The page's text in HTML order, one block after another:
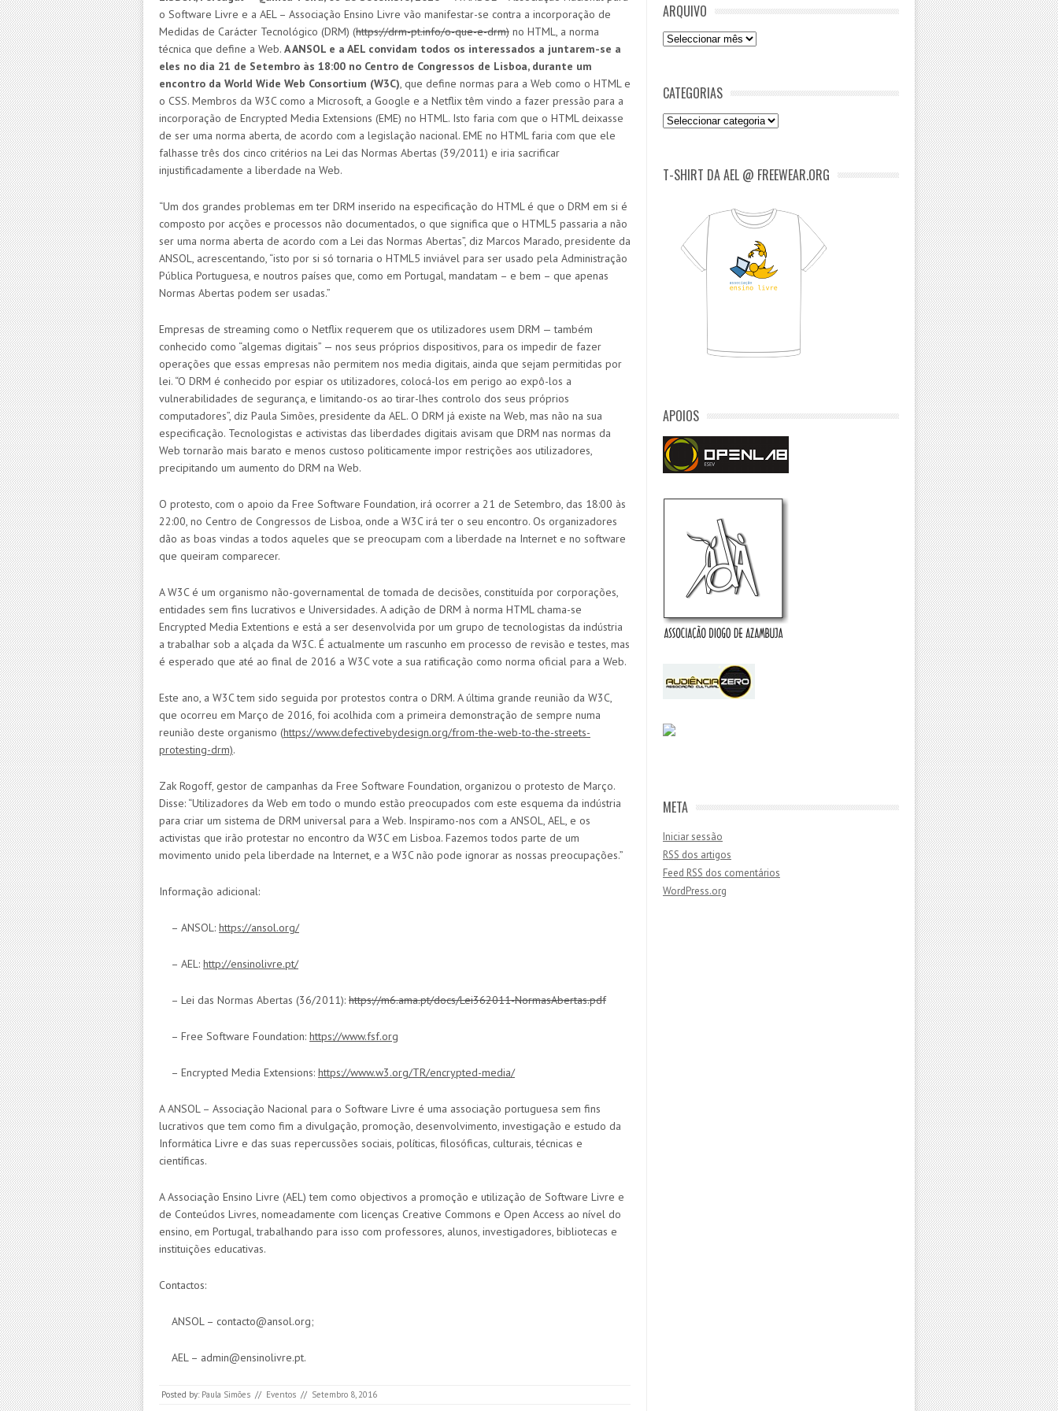
o Software Livre e a AEL – Associação Ensino Livre vão manifestar-se contra a incorporação de
Medidas de Carácter Tecnológico (DRM) (https://drm-pt.info/o-que-e-drm) no HTML, a norma
técnica que define a Web. A ANSOL e a AEL convidam todos os interessados a juntarem-se a
eles no dia 21 de Setembro às 18:00 no Centro de Congressos de Lisboa, durante um
encontro da World Wide Web Consortium (W3C), que define normas para a Web como o HTML e
o CSS. Membros da W3C como a Microsoft, a Google e a Netflix têm vindo a fazer pressão para a
incorporação de Encrypted Media Extensions (EME) no HTML. Isto faria com que o HTML deixasse
de ser uma norma aberta, de acordo com a legislação nacional. EME no HTML faria com que ele
falhasse três dos cinco critérios na Lei das Normas Abertas (39/2011) e iria sacrificar
injustificadamente a liberdade na Web.
“Um dos grandes problemas em ter DRM inserido na especificação do HTML é que o DRM em si é
composto por acções e processos não documentados, o que significa que o HTML5 passaria a não
ser uma norma aberta de acordo com a Lei das Normas Abertas”, diz Marcos Marado, presidente da
ANSOL, acrescentando, “isto por si só tornaria o HTML5 inviável para ser usado pela Administração
Pública Portuguesa, e noutros países que, como em Portugal, mandatam – e bem – que apenas
Normas Abertas podem ser usadas.”
Empresas de streaming como o Netflix requerem que os utilizadores usem DRM — também
conhecido como “algemas digitais” — nos seus próprios dispositivos, para os impedir de fazer
operações que essas empresas não permitem nos media digitais, ainda que sejam permitidas por
lei. “O DRM é conhecido por espiar os utilizadores, colocá-los em perigo ao expô-los a
vulnerabilidades de segurança, e limitando-os ao tirar-lhes controlo dos seus próprios
computadores”, diz Paula Simões, presidente da AEL. O DRM já existe na Web, mas não na sua
especificação. Tecnologistas e activistas das liberdades digitais avisam que DRM nas normas da
Web tornarão mais barato e menos custoso politicamente impor restrições aos utilizadores,
precipitando um aumento do DRM na Web.
O protesto, com o apoio da Free Software Foundation, irá ocorrer a 21 de Setembro, das 18:00 às
22:00, no Centro de Congressos de Lisboa, onde a W3C irá ter o seu encontro. Os organizadores
dão as boas vindas a todos aqueles que se preocupam com a liberdade na Internet e no software
que queiram comparecer.
A W3C é um organismo não-governamental de tomada de decisões, constituída por corporações,
entidades sem fins lucrativos e Universidades. A adição de DRM à norma HTML chama-se
Encrypted Media Extentions e está a ser desenvolvida por um grupo de tecnologistas da indústria
a trabalhar sob a alçada da W3C. É actualmente um rascunho em processo de revisão e testes, mas
é esperado que até ao final de 2016 a W3C vote a sua ratificação como norma oficial para a Web.
Este ano, a W3C tem sido seguida por protestos contra o DRM. A última grande reunião da W3C,
que ocorreu em Março de 2016, foi acolhida com a primeira demonstração de sempre numa
reunião deste organismo (https://www.defectivebydesign.org/from-the-web-to-the-streets-
protesting-drm).
Zak Rogoff, gestor de campanhas da Free Software Foundation, organizou o protesto de Março.
Disse: “Utilizadores da Web em todo o mundo estão preocupados com este esquema da indústria
para criar um sistema de DRM universal para a Web. Inspiramo-nos com a ANSOL, AEL, e os
activistas que irão protestar no encontro da W3C em Lisboa. Fazemos todos parte de um
movimento unido pela liberdade na Internet, e a W3C não pode ignorar as nossas preocupações.”
Informação adicional:
– ANSOL: https://ansol.org/
– AEL: http://ensinolivre.pt/
– Lei das Normas Abertas (36/2011): https://m6.ama.pt/docs/Lei362011-NormasAbertas.pdf
– Free Software Foundation: https://www.fsf.org
– Encrypted Media Extensions: https://www.w3.org/TR/encrypted-media/
A ANSOL – Associação Nacional para o Software Livre é uma associação portuguesa sem fins
lucrativos que tem como fim a divulgação, promoção, desenvolvimento, investigação e estudo da
Informática Livre e das suas repercussões sociais, políticas, filosóficas, culturais, técnicas e
científicas.
A Associação Ensino Livre (AEL) tem como objectivos a promoção e utilização de Software Livre e
de Conteúdos Livres, nomeadamente com licenças Creative Commons e Open Access ao nível do
ensino, em Portugal, trabalhando para isso com professores, alunos, investigadores, bibliotecas e
instituições educativas.
Contactos:
ANSOL – contacto@ansol.org;
AEL – admin@ensinolivre.pt.
Posted by: Paula Simões // Eventos // Setembro 8, 2016
ARQUIVO
Arquivo
CATEGORIAS
Categorias
T-SHIRT DA AEL @ FREEWEAR.ORG
APOIOS
META
Iniciar sessão
RSS dos artigos
Feed RSS dos comentários
WordPress.org